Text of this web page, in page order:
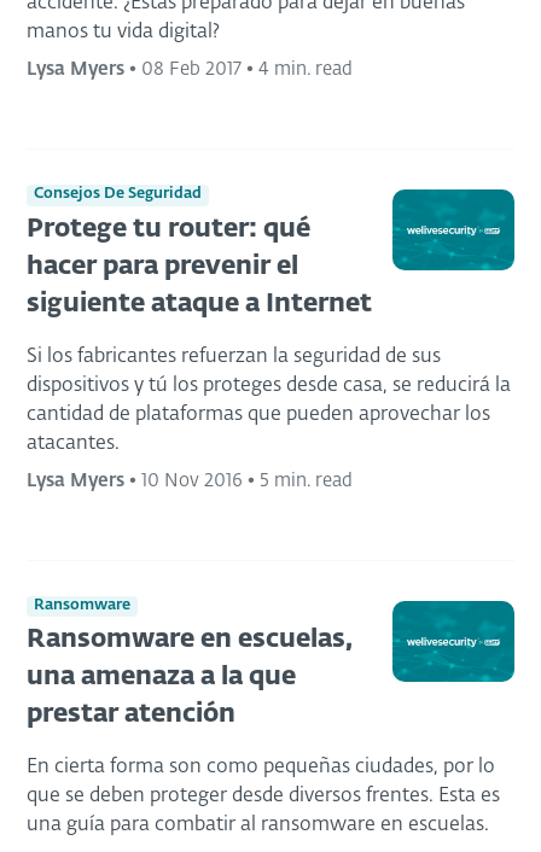
manos tu vida digital?
Lysa Myers • 08 Feb 2017 • 4 min. read
Consejos De Seguridad
Protege tu router: qué
hacer para prevenir el
siguiente ataque a Internet
Si los fabricantes refuerzan la seguridad de sus
dispositivos y tú los proteges desde casa, se reducirá la
cantidad de plataformas que pueden aprovechar los
atacantes.
Lysa Myers • 10 Nov 2016 • 5 min. read
Ransomware
Ransomware en escuelas,
una amenaza a la que
prestar atención
En cierta forma son como pequeñas ciudades, por lo
que se deben proteger desde diversos frentes. Esta es
una guía para combatir al ransomware en escuelas.